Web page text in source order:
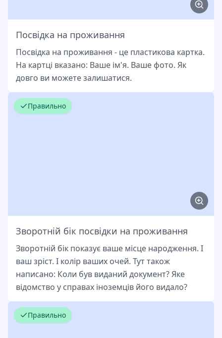
Посвідка на проживання
Посвідка на проживання - це пластикова картка.
На картці вказано: Ваше ім'я. Ваше фото. Як
довго ви можете залишатися.
Правильно
Зворотній бік посвідки на проживання
Зворотній бік показує ваше місце народження. І
ваш зріст. І колір ваших очей. Тут також
написано: Коли був виданий документ? Яке
відомство у справах іноземців його видало?
Правильно